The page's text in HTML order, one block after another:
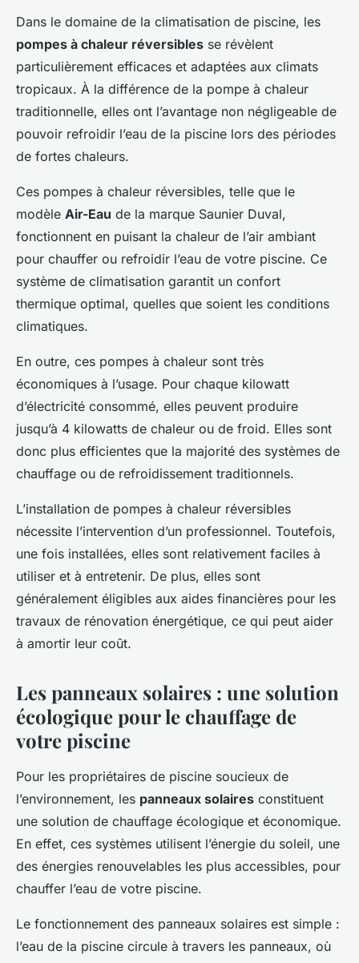
Dans le domaine de la climatisation de piscine, les
pompes à chaleur réversibles se révèlent
particulièrement efficaces et adaptées aux climats
tropicaux. À la différence de la pompe à chaleur
traditionnelle, elles ont l’avantage non négligeable de
pouvoir refroidir l’eau de la piscine lors des périodes
de fortes chaleurs.
Ces pompes à chaleur réversibles, telle que le
modèle Air-Eau de la marque Saunier Duval,
fonctionnent en puisant la chaleur de l’air ambiant
pour chauffer ou refroidir l’eau de votre piscine. Ce
système de climatisation garantit un confort
thermique optimal, quelles que soient les conditions
climatiques.
En outre, ces pompes à chaleur sont très
économiques à l’usage. Pour chaque kilowatt
d’électricité consommé, elles peuvent produire
jusqu’à 4 kilowatts de chaleur ou de froid. Elles sont
donc plus efficientes que la majorité des systèmes de
chauffage ou de refroidissement traditionnels.
L’installation de pompes à chaleur réversibles
nécessite l’intervention d’un professionnel. Toutefois,
une fois installées, elles sont relativement faciles à
utiliser et à entretenir. De plus, elles sont
généralement éligibles aux aides financières pour les
travaux de rénovation énergétique, ce qui peut aider
à amortir leur coût.
Les panneaux solaires : une solution
écologique pour le chauffage de
votre piscine
Pour les propriétaires de piscine soucieux de
l’environnement, les panneaux solaires constituent
une solution de chauffage écologique et économique.
En effet, ces systèmes utilisent l’énergie du soleil, une
des énergies renouvelables les plus accessibles, pour
chauffer l’eau de votre piscine.
Le fonctionnement des panneaux solaires est simple :
l’eau de la piscine circule à travers les panneaux, où